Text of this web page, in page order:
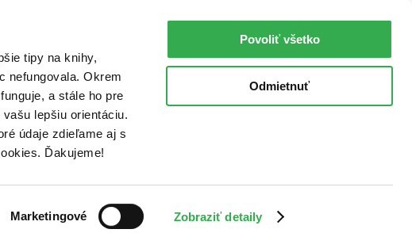
tipy na knihy,
nefungovala. Okrem
a stále ho pre
lepšiu orientáciu.
údaje zdieľame aj s
Ďakujeme!
Marketingové Zobraziť detaily
Povoliť všetko
Odmietnuť